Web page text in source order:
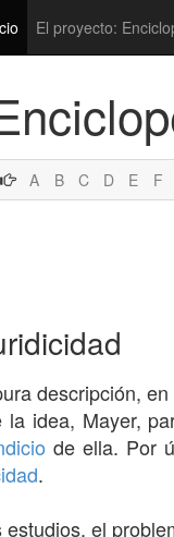
El proyecto:
A B C D E F
descripción,
la idea, Mayer,
de ella. Por
.
estudios, el